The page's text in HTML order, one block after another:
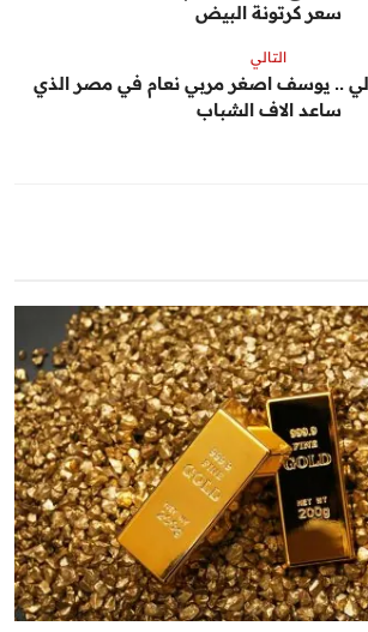
سعر كرتونة البيض
التالي
.. يوسف اصغر مربي نعام في مصر الذي
ساعد الاف الشباب